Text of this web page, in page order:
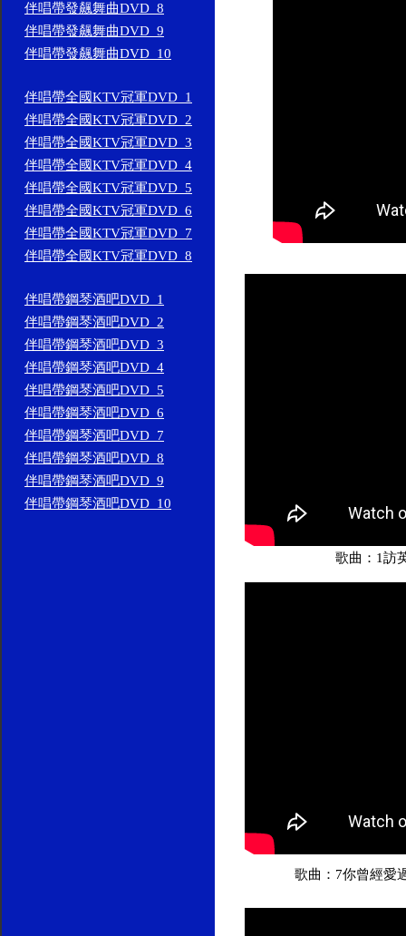
伴唱帶發飆舞曲DVD_8
伴唱帶發飆舞曲DVD_9
伴唱帶發飆舞曲DVD_10
伴唱帶全國KTV冠軍DVD_1
伴唱帶全國KTV冠軍DVD_2
伴唱帶全國KTV冠軍DVD_3
伴唱帶全國KTV冠軍DVD_4
伴唱帶全國KTV冠軍DVD_5
伴唱帶全國KTV冠軍DVD_6
伴唱帶全國KTV冠軍DVD_7
伴唱帶全國KTV冠軍DVD_8
伴唱帶鋼琴酒吧DVD_1
伴唱帶鋼琴酒吧DVD_2
伴唱帶鋼琴酒吧DVD_3
伴唱帶鋼琴酒吧DVD_4
伴唱帶鋼琴酒吧DVD_5
伴唱帶鋼琴酒吧DVD_6
伴唱帶鋼琴酒吧DVD_7
伴唱帶鋼琴酒吧DVD_8
伴唱帶鋼琴酒吧DVD_9
伴唱帶鋼琴酒吧DVD_10
歌曲：1訪
歌曲：7你曾經愛